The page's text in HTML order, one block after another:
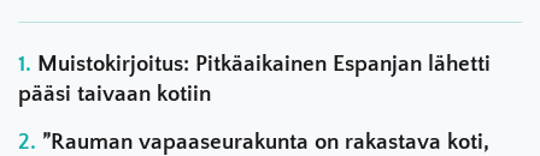
Muistokirjoitus: Pitkäaikainen Espanjan lähetti
pääsi taivaan kotiin
”Rauman vapaaseurakunta on rakastava koti,